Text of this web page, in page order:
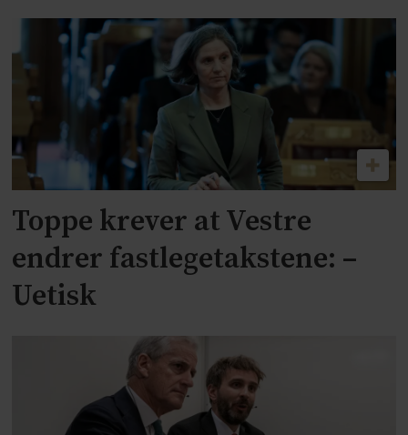
Toppe krever at Vestre
endrer fastlegetakstene: –
Uetisk